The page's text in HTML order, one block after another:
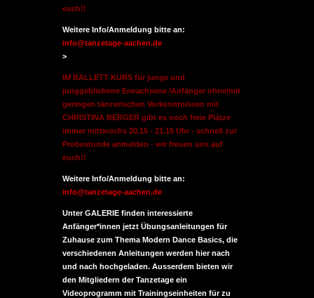
euch!!
Weitere Info/Anmeldung bitte an:
info@tanzetage-aachen.de
>
IM BALLETT KURS für junge und
junggebliebene Erwachsene /Anfänger ohne/mit
geringen tänzerischen Vorkenntnissen mit
CHRISTINA BERGER gibt es noch freie Plätze
immer mittwochs 20.15 - 21.15 Uhr - schnell zur
Probestunde anmelden - wir freuen uns auf
euch!!
Weitere Info/Anmeldung bitte an:
info@tanzetage-aachen.de
Unter GALERIE finden interessierte
Anfänger*innen jetzt Übungsanleitungen für
Zuhause zum Thema Modern Dance Basics, die
verschiedenen Anleitungen werden hier nach
und nach hochgeladen. Ausserdem bieten wir
den Mitgliedern der Tanzetage ein
Videoprogramm mit Trainingseinheiten für zu